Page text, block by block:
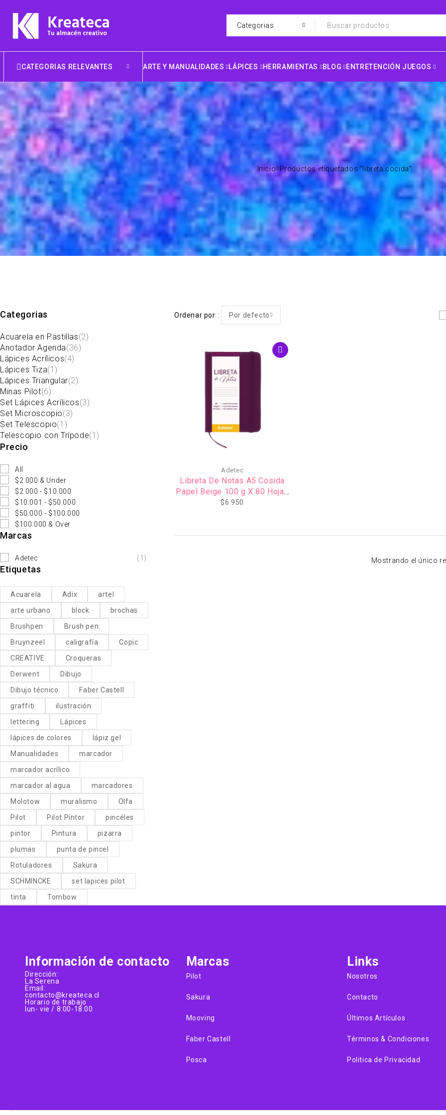
CATEGORIAS RELEVANTES ARTE Y MANUALIDADES LÁPICES HERRAMIENTAS BLOG ENTRETENCIÓN JUEGOS
Inicio Productos etiquetados “libreta cocida”
Categorias
Acuarela en Pastillas(2)
Anotador Agenda(36)
Lápices Acrílicos(4)
Lápices Tiza(1)
Lápices Triangular(2)
Minas Pilot(6)
Set Lápices Acrílicos(3)
Set Microscopio(3)
Set Telescopio(1)
Telescopio con Trípode(1)
Precio
All
$2.000 & Under
$2.000 - $10.000
$10.001 - $50.000
$50.000 - $100.000
$100.000 & Over
Marcas
Adetec (1)
Etiquetas
Acuarela Adix
artel
arte urbano
block
brochas
Brushpen
Brush pen
Bruynzeel
caligrafía
Copic
CREATIVE
Croqueras
Derwent
Dibujo
Dibujo técnico
Faber Castell
graffiti
ilustración
lettering
Lápices
lápices de colores
lápiz gel
Manualidades
marcador
marcador acrílico
marcador al agua
marcadores
Molotow
muralismo
Olfa
Pilot
Pilot Pintor
pincéles
pintor
Pintura
pizarra
plumas
punta de pincel
Rotuladores
Sakura
SCHMINCKE
set lapices pilot
tinta
Tombow
Ordenar por Por defecto
Adetec
Libreta De Notas A5 Cosida
Papel Beige 100 g X 80 Hojas
Color Morado
$6.950
Mostrando el único
Información de contacto
Dirección:
La Serena
Email:
contacto@kreateca.cl
Horario de trabajo
lun- vie / 8:00-18:00
Marcas
Pilot
Sakura
Mooving
Faber Castell
Posca
Links
Nosotros
Contacto
Últimos Artículos
Términos & Condiciones
Politica de Privacidad